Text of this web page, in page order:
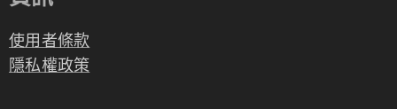
使用者條款
隱私權政策